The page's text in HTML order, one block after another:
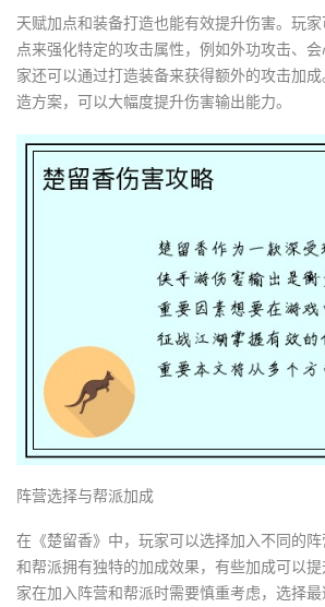
天赋加点和装备打造也能有效提升伤害。玩
点来强化特定的攻击属性，例如外功攻击、
家还可以通过打造装备来获得额外的攻击加
造方案，可以大幅度提升伤害输出能力。
阵营选择与帮派加成
在《楚留香》中，玩家可以选择加入不同的
和帮派拥有独特的加成效果，有些加成可以
家在加入阵营和帮派时需要慎重考虑，选择